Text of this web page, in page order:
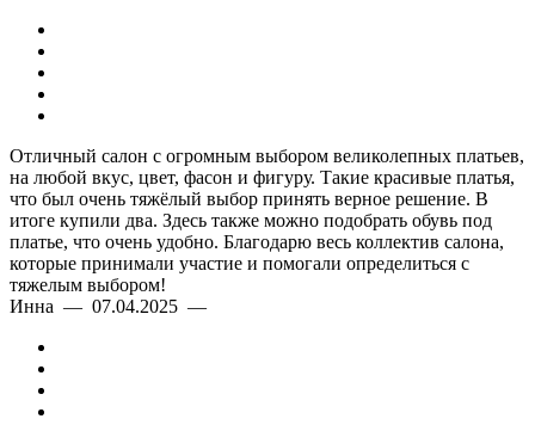
Отличный салон с огромным выбором великолепных платьев,
на любой вкус, цвет, фасон и фигуру. Такие красивые платья,
что был очень тяжёлый выбор принять верное решение. В
итоге купили два. Здесь также можно подобрать обувь под
платье, что очень удобно. Благодарю весь коллектив салона,
которые принимали участие и помогали определиться с
тяжелым выбором!
Инна — 07.04.2025 —